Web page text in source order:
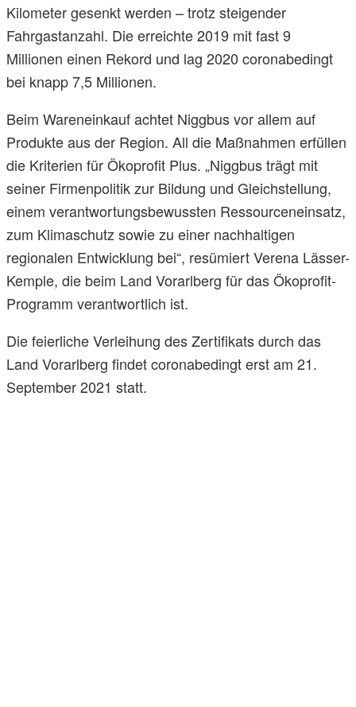
Kilometer gesenkt werden – trotz steigender
Fahrgastanzahl. Die erreichte 2019 mit fast 9
Millionen einen Rekord und lag 2020 coronabedingt
bei knapp 7,5 Millionen.
Beim Wareneinkauf achtet Niggbus vor allem auf
Produkte aus der Region. All die Maßnahmen erfüllen
die Kriterien für Ökoprofit Plus. „Niggbus trägt mit
seiner Firmenpolitik zur Bildung und Gleichstellung,
einem verantwortungsbewussten Ressourceneinsatz,
zum Klimaschutz sowie zu einer nachhaltigen
regionalen Entwicklung bei“, resümiert Verena Lässer-
Kemple, die beim Land Vorarlberg für das Ökoprofit-
Programm verantwortlich ist.
Die feierliche Verleihung des Zertifikats durch das
Land Vorarlberg findet coronabedingt erst am 21.
September 2021 statt.